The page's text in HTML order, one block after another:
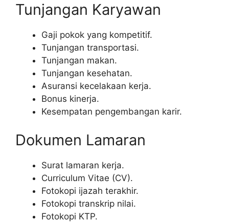
Tunjangan Karyawan
Gaji pokok yang kompetitif.
Tunjangan transportasi.
Tunjangan makan.
Tunjangan kesehatan.
Asuransi kecelakaan kerja.
Bonus kinerja.
Kesempatan pengembangan karir.
Dokumen Lamaran
Surat lamaran kerja.
Curriculum Vitae (CV).
Fotokopi ijazah terakhir.
Fotokopi transkrip nilai.
Fotokopi KTP.